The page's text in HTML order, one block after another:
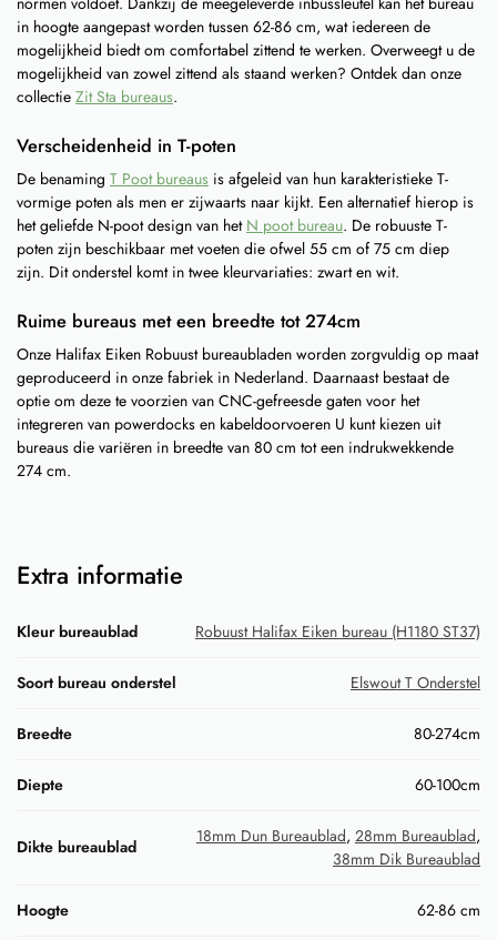
in hoogte aangepast worden tussen 62-86 cm, wat iedereen de
mogelijkheid biedt om comfortabel zittend te werken. Overweegt u de
mogelijkheid van zowel zittend als staand werken? Ontdek dan onze
collectie Zit Sta bureaus.
Verscheidenheid in T-poten
De benaming T Poot bureaus is afgeleid van hun karakteristieke T-
vormige poten als men er zijwaarts naar kijkt. Een alternatief hierop is
het geliefde N-poot design van het N poot bureau. De robuuste T-
poten zijn beschikbaar met voeten die ofwel 55 cm of 75 cm diep
zijn. Dit onderstel komt in twee kleurvariaties: zwart en wit.
Ruime bureaus met een breedte tot 274cm
Onze Halifax Eiken Robuust bureaubladen worden zorgvuldig op maat
geproduceerd in onze fabriek in Nederland. Daarnaast bestaat de
optie om deze te voorzien van CNC-gefreesde gaten voor het
integreren van powerdocks en kabeldoorvoeren U kunt kiezen uit
bureaus die variëren in breedte van 80 cm tot een indrukwekkende
274 cm.
Extra informatie
Kleur bureaublad Robuust Halifax Eiken bureau (H1180 ST37)
Soort bureau onderstel Elswout T Onderstel
Breedte 80-274cm
Diepte 60-100cm
Dikte bureaublad 18mm Dun Bureaublad, 28mm Bureaublad,
38mm Dik Bureaublad
Hoogte 62-86 cm